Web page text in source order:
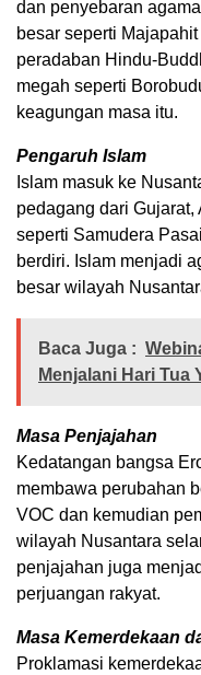
dan penyebaran
besar seperti
peradaban Hindu-
megah seperti
keagungan masa itu.
Pengaruh Islam
Islam masuk ke
pedagang dari
seperti Samudera
berdiri. Islam menjadi
besar wilayah
Baca Juga :
Menjalani Hari Tua
Masa Penjajahan
Kedatangan bangsa
membawa perubahan
VOC dan kemudian
wilayah Nusantara
penjajahan juga
perjuangan rakyat.
Masa Kemerdekaan
Proklamasi